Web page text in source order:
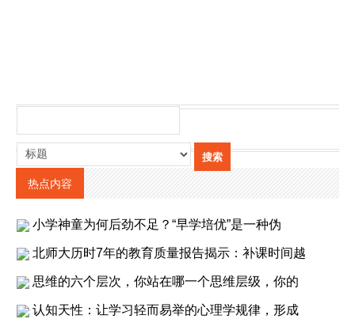
热点内容
小学神童为何后劲不足？“早学培优”是一种伪
北师大历时7年的教育质量报告揭示：补课时间越
思维的六个层次，你站在哪一个思维层级，你的
认知天性：让学习轻而易举的心理学规律，形成